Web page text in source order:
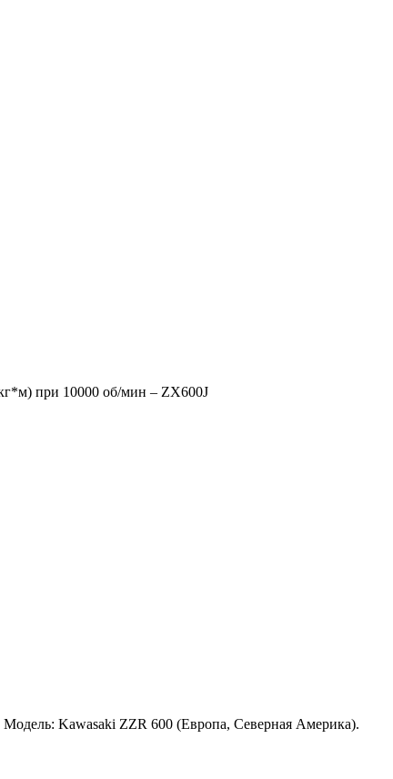
при 10000 об/мин – ZX600J
Kawasaki ZZR 600 (Европа, Северная Америка).